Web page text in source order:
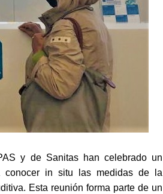
y de Sanitas han celebrado un
conocer in situ las medidas de la
. Esta reunión forma parte de un